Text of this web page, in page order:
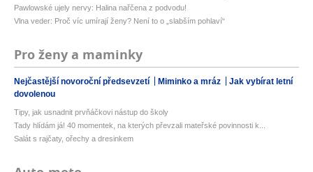
Pawlowské ujely nervy: Halina nařčena z podvodu!
Vlna veder: Proč víc umírají ženy? Není to o „slabším pohlaví“
Pro ženy a maminky
Nejčastější novoroční předsevzetí Miminko a mráz
Jak vybírat letní
dovolenou
Tipy, jak usnadnit prvňáčkovi nástup do školy
Tady hlídám já! 40 momentek, na kterých převzali mateřské povinnosti k...
Salát s rajčaty, ořechy a dresinkem